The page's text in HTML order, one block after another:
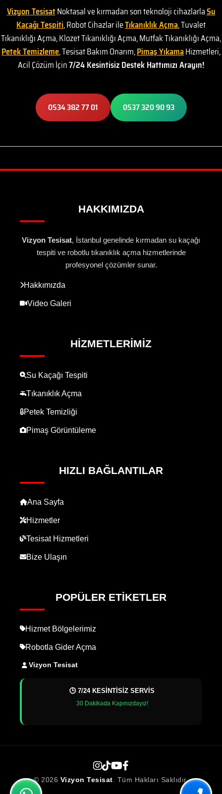
Vizyon TesisatNoktasal ve kırmadan son teknoloji cihazlarlaSu
Kaçağı Tespiti, Robot Cihazlar ileTıkanıklık Açma, Tuvalet
Tıkanıklığı Açma, Klozet Tıkanıklığı Açma, Mutfak Tıkanıklığı Açma,
Petek Temizleme, Tesisat Bakım Onarım,Pimaş YıkamaHizmetleri,
Acil Çözüm İçin7/24 Kesintisiz Destek Hattımızı Arayın!
0534 382 77 01 0537 320 90 93
HAKKIMIZDA
Vizyon Tesisat, İstanbul genelinde kırmadan su kaçağı
tespiti ve robotlu tıkanıklık açma hizmetlerinde
profesyonel çözümler sunar.
Hakkımızda
Video Galeri
HIZMETLERIMIZ
Su Kaçağı Tespiti
Tıkanıklık Açma
Petek Temizliği
Pimaş Görüntüleme
HIZLI BAĞLANTILAR
Ana Sayfa
Hizmetler
Tesisat Hizmetleri
Bize Ulaşın
POPÜLER ETIKETLER
Hizmet Bölgelerimiz
Robotla Gider Açma
Vizyon Tesisat
🕒 7/24 KESİNTİSİZ SERVİS
30 Dakikada Kapınızdayız!
© 2026 Vizyon Tesisat. Tüm Hakları Saklıdır.